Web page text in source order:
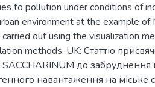
to pollution under conditions of
environment at the example
out using the visualization
methods. UK: Статтю
SACCHARINUM до забруднення
навантаження на